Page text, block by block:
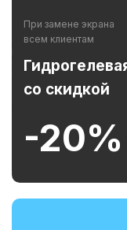
При замене экрана
всем клиентам
со скидкой
-20%